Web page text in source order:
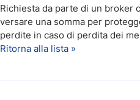
Richiesta da parte di un broker
versare una somma per
perdite in caso di perdita dei
Ritorna alla lista »